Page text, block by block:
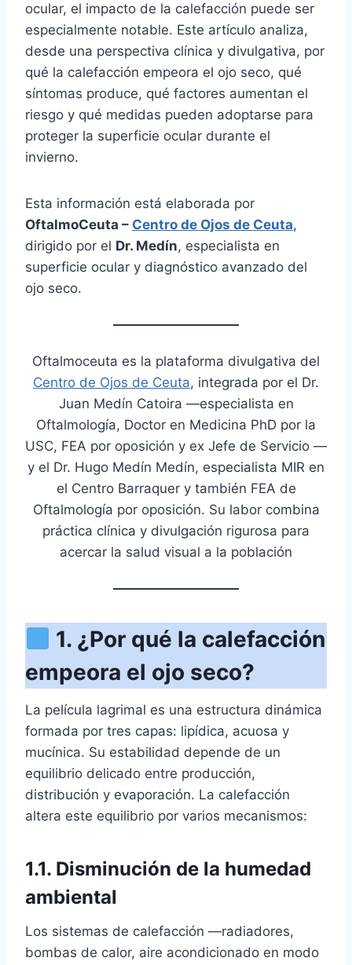
ocular, el impacto de la calefacción puede ser
especialmente notable. Este artículo analiza,
desde una perspectiva clínica y divulgativa, por
qué la calefacción empeora el ojo seco, qué
síntomas produce, qué factores aumentan el
riesgo y qué medidas pueden adoptarse para
proteger la superficie ocular durante el
invierno.
Esta información está elaborada por
OftalmoCeuta – Centro de Ojos de Ceuta,
dirigido por el Dr. Medín, especialista en
superficie ocular y diagnóstico avanzado del
ojo seco.
Oftalmoceuta es la plataforma divulgativa del
Centro de Ojos de Ceuta, integrada por el Dr.
Juan Medín Catoira —especialista en
Oftalmología, Doctor en Medicina PhD por la
USC, FEA por oposición y ex Jefe de Servicio —
y el Dr. Hugo Medín Medín, especialista MIR en
el Centro Barraquer y también FEA de
Oftalmología por oposición. Su labor combina
práctica clínica y divulgación rigurosa para
acercar la salud visual a la población
1. ¿Por qué la calefacción
empeora el ojo seco?
La película lagrimal es una estructura dinámica
formada por tres capas: lipídica, acuosa y
mucínica. Su estabilidad depende de un
equilibrio delicado entre producción,
distribución y evaporación. La calefacción
altera este equilibrio por varios mecanismos:
1.1. Disminución de la humedad
ambiental
Los sistemas de calefacción —radiadores,
bombas de calor, aire acondicionado en modo